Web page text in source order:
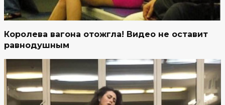
Королева вагона отожгла! Видео не оставит
равнодушным